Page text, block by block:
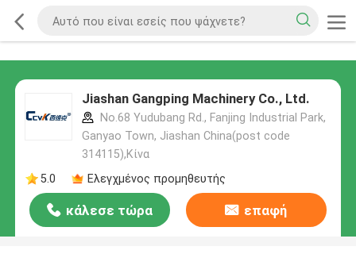
Jiashan Gangping Machinery Co., Ltd.
No.68 Yudubang Rd., Fanjing Industrial Park,
Ganyao Town, Jiashan China(post code
314115),Κίνα
5.0
Ελεγχμένος προμηθευτής
κάλεσε τώρα επαφή